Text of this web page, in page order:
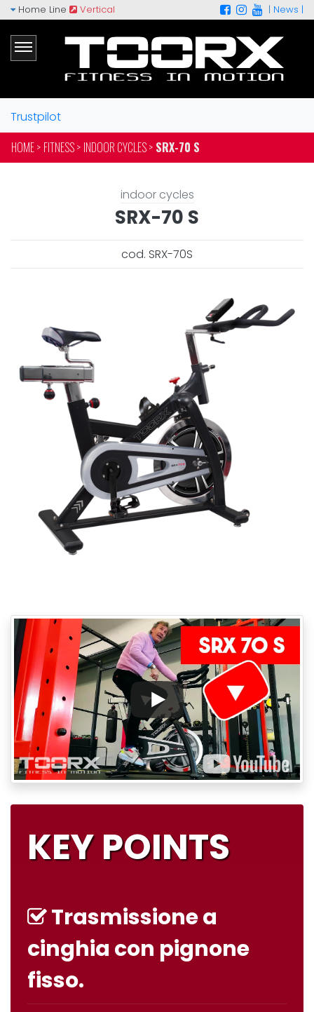
Home Line Vertical | News |
Trustpilot
HOME > FITNESS > INDOOR CYCLES > SRX-70 S
indoor cycles
SRX-70 S
cod. SRX-70S
KEY POINTS
Trasmissione a
cinghia con pignone
fisso.